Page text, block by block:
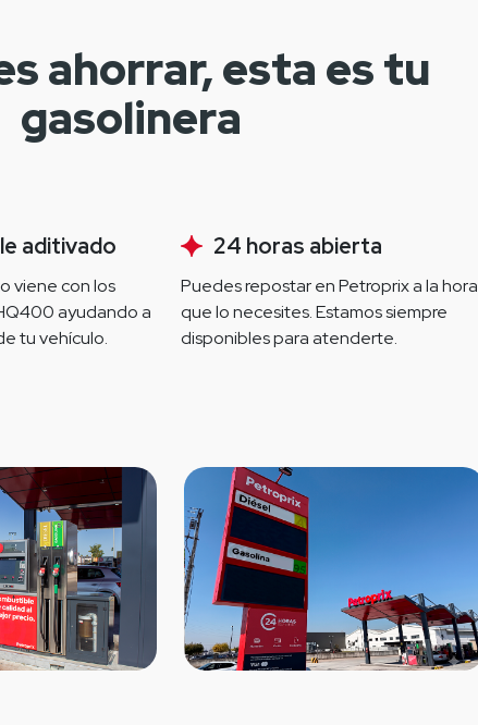
ahorrar, esta es tu
gasolinera
aditivado
viene con los
ayudando a
tu vehículo.
24 horas abierta
Puedes repostar en Petroprix a la hora
que lo necesites. Estamos siempre
disponibles para atenderte.